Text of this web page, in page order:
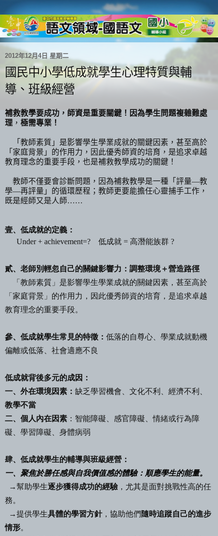
2012年12月4日 星期二
國民中小學低成就學生心理特質與輔
導、班級經營
補救教學要成功，師資是重要關鍵！因為學生問題複雜難處
理 ， 極需專業！
「教師素質」是影響學生學業成就的關鍵因素，甚至高於
「家庭背景」的作用力，因此優秀師資的培育，是追求卓越
教育理念的重要手段，也是補救教學成功的關鍵！
教師不僅要會診斷問題，因為補救教學是一種「評量—教
學—再評量」的循環歷程；教師更要能擔任心靈捕手工作，
既是經師又是人師……
壹、低成就的定義：
Under + achievement=?
低成就 = 高潛能族群 ?
貳、老師別輕忽自己的關鍵影響力：調整環境＋營造路徑
「教師素質」是影響學生學業成就的關鍵因素，甚至高於
「家庭背景」的作用力， 因此優秀師資的培育，是追求卓越
教育理念的重要手段。
參、低成就學生常見的特徵： 低落的自尊心、學業成就動機
偏離或低落、社會適應不良
低成就背後多元的成因：
一、外在環境因素： 缺乏學習機會、文化不利、經濟不利、
教學不當
二、個人內在因素 ：智能障礙、感官障礙、情緒或行為障
礙、學習障礙、身體病弱
肆、低成就學生的輔導與班級經營：
一、聚焦於勝任感與自我價值感的體驗： 順應學生的能量。
→幫助學生逐步獲得成功的經驗 ，尤其是面對挑戰性高的任
務。
→提供學生具體的學習方針，協助他們 隨時追蹤自己的進步
情形。